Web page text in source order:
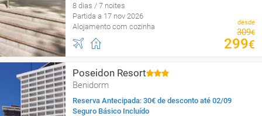
8 dias / 7 noites
Partida a 17 nov 2026
Alojamento com cozinha
desde
309€
299€
Poseidon Resort
Benidorm
Reserva Antecipada: 30€ de desconto até 02/09
Seguro Básico Incluído